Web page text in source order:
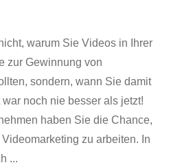
warum Sie Videos in Ihrer
zur Gewinnung von
sondern, wann Sie damit
noch nie besser als jetzt!
haben Sie die Chance,
zu arbeiten. In
...